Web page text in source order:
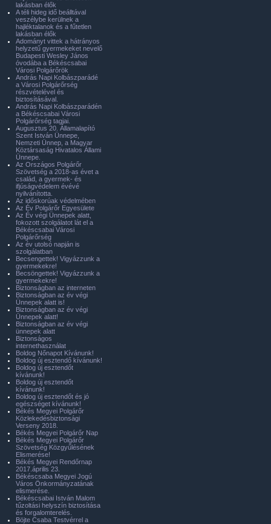
lakásban élők
A téli hideg idő beálltával
veszélybe kerülnek a
hajléktalanok és a fűtetlen
lakásban élők
Adományt vittek a hátrányos
helyzetű gyermekeket nevelő
Budapesti Wesley János
óvodába a Békéscsabai
Városi Polgárőrök
András Napi Kolbászparádé
a Városi Polgárőrség
részvételével és
biztosításával.
András Napi Kolbászparádén
a Békéscsabai Városi
Polgárőrség tagjai.
Augusztus 20. Államalapító
Szent István Ünnepe,
Nemzeti Ünnep, a Magyar
Köztársaság Hivatalos Állami
Ünnepe.
Az Országos Polgárőr
Szövetség a 2018-as évet a
család, a gyermek- és
ifjúságvédelem évévé
nyilvánította.
Az időskorúak védelmében
Az Év Polgárőr Egyesülete
Az Év végi Ünnepek alatt,
fokozott szolgálatot lát el a
Békéscsabai Városi
Polgárőrség
Az év utolsó napján is
szolgálatban
Becsengettek! Vigyázzunk a
gyermekekre!
Becsöngettek! Vigyázzunk a
gyermekekre!
Biztonságban az interneten
Biztonságban az év végi
Ünnepek alatt is!
Biztonságban az év végi
Ünnepek alatt!
Biztonságban az év végi
ünnepek alatt
Biztonságos
internethasználat
Boldog Nőnapot Kívánunk!
Boldog új esztendő kívánunk!
Boldog új esztendőt
kívánunk!
Boldog új esztendőt
kívánunk!
Boldog új esztendőt és jó
egészséget kívánunk!
Békés Megyei Polgárőr
Közlekedésbiztonsági
Verseny 2018.
Békés Megyei Polgárőr Nap
Békés Megyei Polgárőr
Szövetség Közgyűlésének
Elismerése!
Békés Megyei Rendőrnap
2017.április 23.
Békéscsaba Megyei Jogú
Város Önkormányzatának
elismerése.
Békéscsabai István Malom
tűzoltási helyszín biztosítása
és forgalomterelés.
Böjte Csaba Testvérrel a